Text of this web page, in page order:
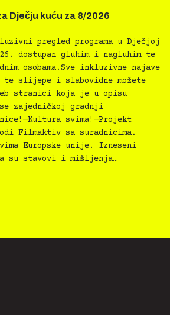
Dječju kuću za 8/2026
pregled programa u Dječjoj
dostupan gluhim i nagluhim te
osobama.Sve inkluzivne najave
te slijepe i slabovidne možete
stranici koja je u opisu
zajedničkoj gradnji
svima!—Projekt
Filmaktiv sa suradnicima.
Europske unije. Izneseni
su stavovi i mišljenja…